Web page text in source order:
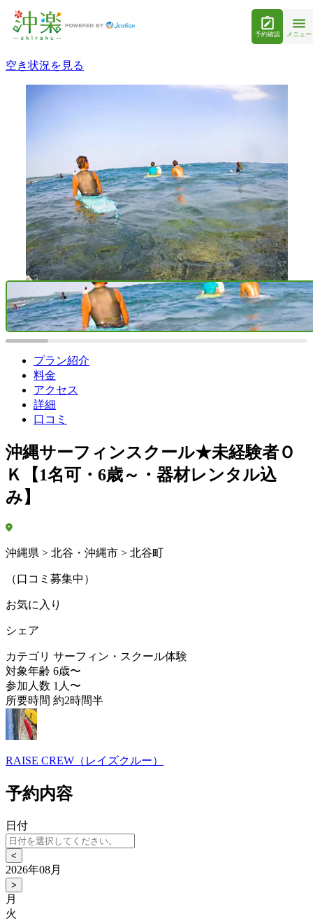
予約確認 メニュー
空き状況を見る
プラン紹介
料金
アクセス
詳細
口コミ
沖縄サーフィンスクール★未経験者Ｏ
Ｋ【1名可・6歳～・器材レンタル込
み】
沖縄県 > 北谷・沖縄市 > 北谷町
（口コミ募集中）
お気に入り
シェア
カテゴリ サーフィン・スクール体験
対象年齢 6歳〜
参加人数 1人〜
所要時間 約2時間半
RAISE CREW（レイズクルー）
予約内容
日付
<
2026年08月
>
月
火